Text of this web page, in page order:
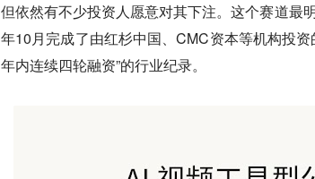
但依然有不少投资人愿意对其下注。这个赛道
年10月完成了由红杉中国、CMC资本等机构投
年内连续四轮融资”的行业纪录。